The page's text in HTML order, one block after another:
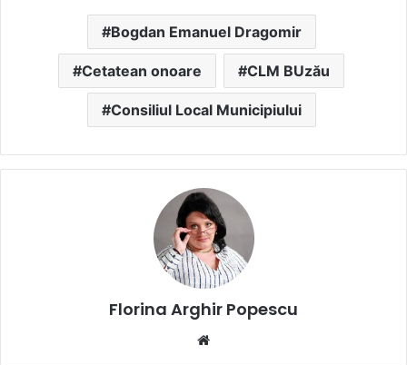
Bogdan Emanuel Dragomir
Cetatean onoare CLM BUzău
Consiliul Local Municipiului
Florina Arghir Popescu